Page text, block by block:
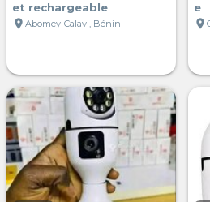
et rechargeable
location_on Abomey-Calavi, Bénin
e
location_on